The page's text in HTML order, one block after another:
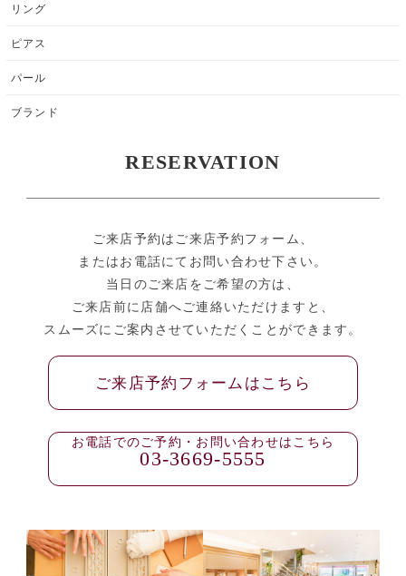
リング
ピアス
パール
ブランド
RESERVATION
ご来店予約はご来店予約フォーム、
またはお電話にてお問い合わせ下さい。
当日のご来店をご希望の方は、
ご来店前に店舗へご連絡いただけますと、
スムーズにご案内させていただくことができます。
ご来店予約フォームはこちら
お電話でのご予約・お問い合わせはこちら
03-3669-5555